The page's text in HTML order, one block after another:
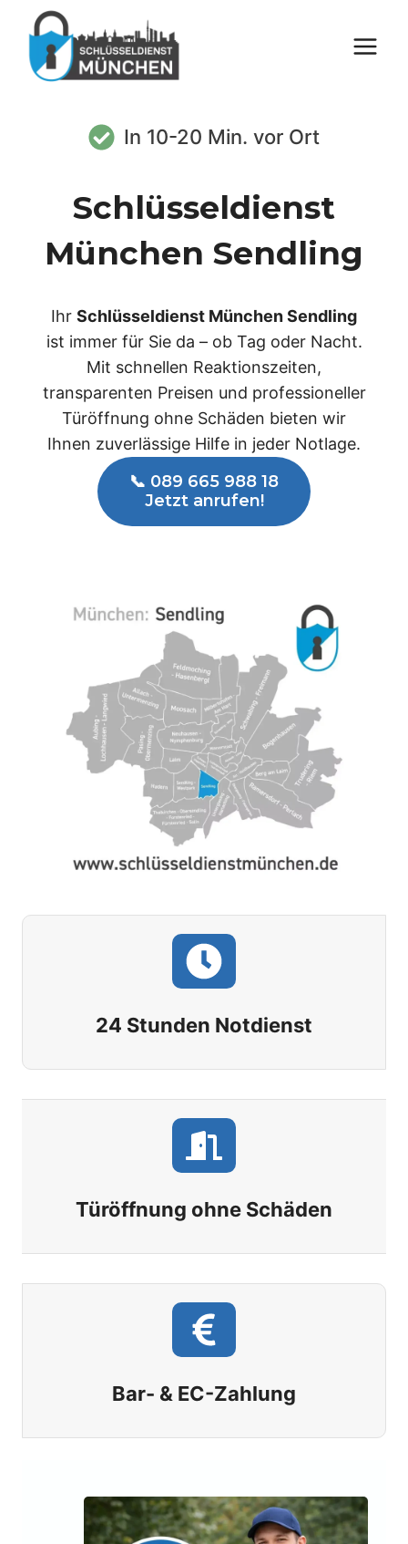
Inhalt
springen
In 10-20 Min. vor Ort
Schlüsseldienst
München Sendling
Ihr Schlüsseldienst München Sendling
ist immer für Sie da – ob Tag oder Nacht.
Mit schnellen Reaktionszeiten,
transparenten Preisen und professioneller
Türöffnung ohne Schäden bieten wir
Ihnen zuverlässige Hilfe in jeder Notlage.
📞 089 665 988 18
Jetzt anrufen!
24 Stunden Notdienst
Türöffnung ohne Schäden
Bar- & EC-Zahlung